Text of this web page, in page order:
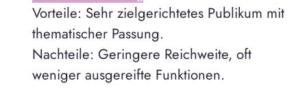
Vorteile: Sehr zielgerichtetes Publikum mit
thematischer Passung.
Nachteile: Geringere Reichweite, oft
weniger ausgereifte Funktionen.